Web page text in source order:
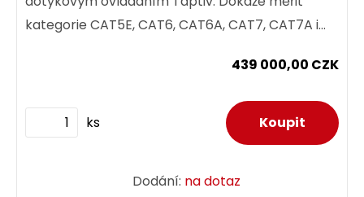
kategorie CAT5E, CAT6, CAT6A, CAT7, CAT7A i
439 000,00 CZK
ks
Dodání: na dotaz